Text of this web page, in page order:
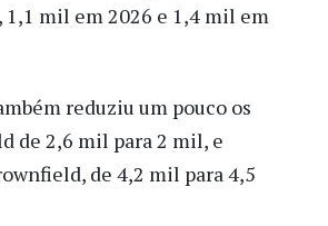
mil em 2026 e 1,4 mil em
reduziu um pouco os
de 2,6 mil para 2 mil, e
de 4,2 mil para 4,5